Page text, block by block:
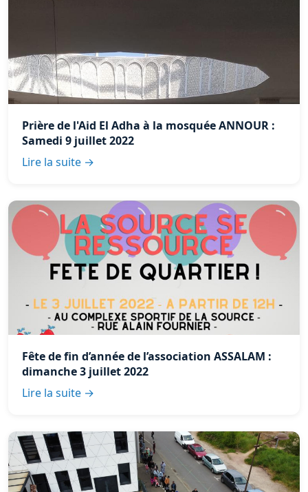
Prière de l'Aid El Adha à la mosquée ANNOUR :
Samedi 9 juillet 2022
Lire la suite →
Fête de fin d’année de l’association ASSALAM :
dimanche 3 juillet 2022
Lire la suite →